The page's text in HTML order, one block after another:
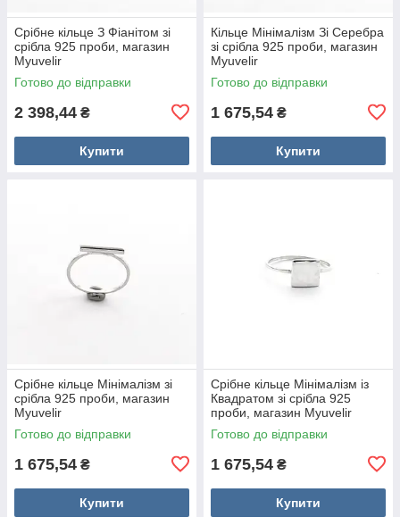
Срібне кільце З Фіанітом зі
срібла 925 проби, магазин
Myuvelir
Готово до відправки
2 398,44 ₴
Купити
Кільце Мінімалізм Зі Серебра
зі срібла 925 проби, магазин
Myuvelir
Готово до відправки
1 675,54 ₴
Купити
Срібне кільце Мінімалізм зі
срібла 925 проби, магазин
Myuvelir
Готово до відправки
1 675,54 ₴
Купити
Срібне кільце Мінімалізм із
Квадратом зі срібла 925
проби, магазин Myuvelir
Готово до відправки
1 675,54 ₴
Купити